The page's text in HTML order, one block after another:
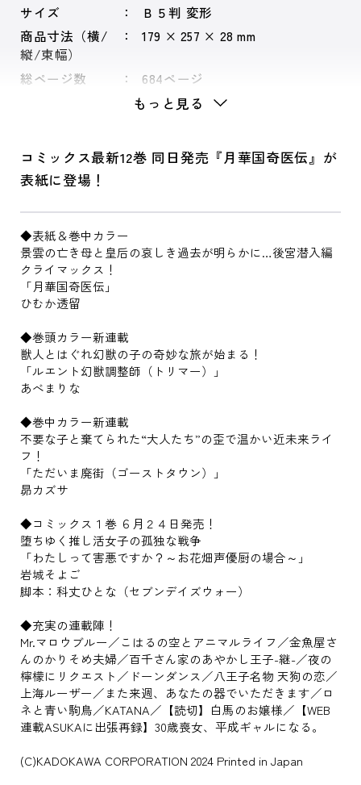
サイズ
Ｂ５判 変形
商品寸法（横/
縦/束幅）
179 × 257 × 28 mm
総ページ数 684ページ
もっと見る
コミックス最新12巻 同日発売『月華国奇医伝』が
表紙に登場！
◆表紙＆巻中カラー
景雲の亡き母と皇后の哀しき過去が明らかに…後宮潜入編
クライマックス！
「月華国奇医伝」
ひむか透留
◆巻頭カラー新連載
獣人とはぐれ幻獣の子の奇妙な旅が始まる！
「ルエント幻獣調整師（トリマー）」
あべまりな
◆巻中カラー新連載
不要な子と棄てられた“大人たち”の歪で温かい近未来ライ
フ！
「ただいま廃街（ゴーストタウン）」
昴カズサ
◆コミックス１巻 ６月２４日発売！
堕ちゆく推し活女子の孤独な戦争
「わたしって害悪ですか？～お花畑声優厨の場合～」
岩城そよご
脚本：科丈ひとな（セブンデイズウォー）
◆充実の連載陣！
Mr.マロウブルー／こはるの空とアニマルライフ／金魚屋さ
んのかりそめ夫婦／百千さん家のあやかし王子-継-／夜の
檸檬にリクエスト／ドーンダンス／八王子名物 天狗の恋／
上海ルーザー／また来週、あなたの器でいただきます／ロ
ネと青い駒鳥／KATANA／【読切】白馬のお嬢様／【WEB
連載ASUKAに出張再録】30歳喪女、平成ギャルになる。
(C)KADOKAWA CORPORATION 2024 Printed in Japan